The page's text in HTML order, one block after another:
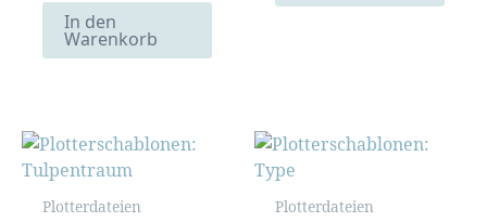
In den
Warenkorb
Plotterdateien Plotterdateien